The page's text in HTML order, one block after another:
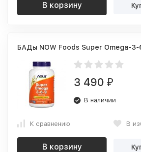
В корзину
БАДы NOW Foods Super Omega-3-
3 490 ₽
В наличии
К сравнению В
В корзину